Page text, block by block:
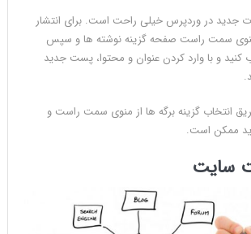
جدید در وردپرس خیلی راحت است. برای انتشار
سمت راست صفحه گزینه نوشته ها و سپس
کنید و با وارد کردن عنوان و محتوا، پست جدید
ایجاد صفحه نیز از طریق انتخاب گزینه برگه ‎ها از منوی سمت راست و
ممکن است.
سایت